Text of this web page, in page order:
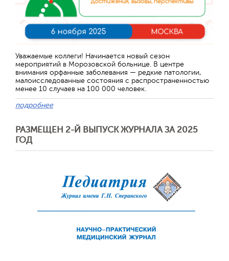
Уважаемые коллеги! Начинается новый сезон
мероприятий в Морозовской больнице. В центре
внимания орфанные заболевания — редкие патологии,
малоисследованные состояния с распространенностью
менее 10 случаев на 100 000 человек.
подробнее
РАЗМЕЩЕН 2-Й ВЫПУСК ЖУРНАЛА ЗА 2025
ГОД